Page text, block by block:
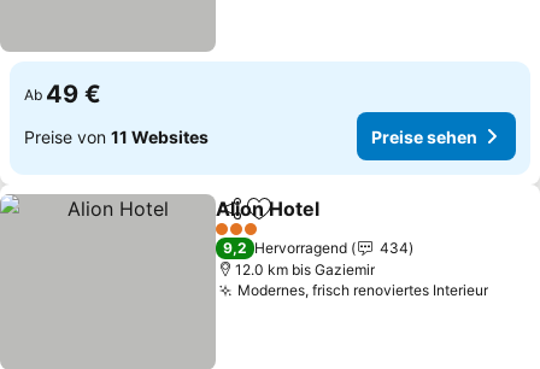
Ab 49 €
Preise von 11 Websites Preise sehen
TeilenZu Favoriten hinzufügen
Alion Hotel
3 Sterne
9,2 Hervorragend
434
12.0 km bis Gaziemir
Modernes, frisch renoviertes Interieur